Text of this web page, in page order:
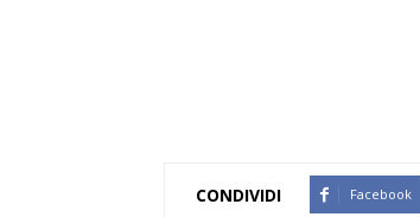
CONDIVIDI Facebook